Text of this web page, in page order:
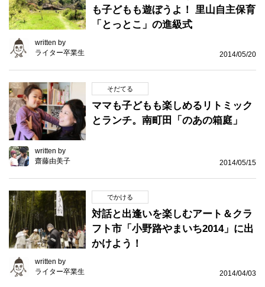
も子どもも遊ぼうよ！ 里山自主保育
「とっとこ」の進級式
written by
ライター卒業生
2014/05/20
そだてる
ママも子どもも楽しめるリトミック
とランチ。南町田「のあの箱庭」
written by
齋藤由美子
2014/05/15
でかける
対話と出逢いを楽しむアート＆クラ
フト市「小野路やまいち2014」に出
かけよう！
written by
ライター卒業生
2014/04/03